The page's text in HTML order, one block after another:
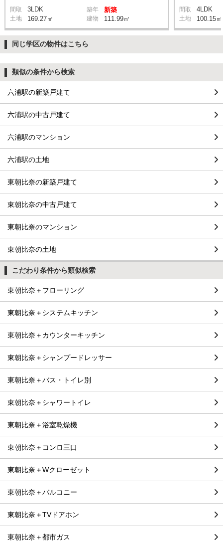
間取 3LDK 築年 新築
土地 169.27㎡ 建物 111.99㎡
間取 4LDK
土地 100.15㎡
同じ学区の物件はこちら
類似の条件から検索
六浦駅の新築戸建て
六浦駅の中古戸建て
六浦駅のマンション
六浦駅の土地
東朝比奈の新築戸建て
東朝比奈の中古戸建て
東朝比奈のマンション
東朝比奈の土地
こだわり条件から類似検索
東朝比奈＋フローリング
東朝比奈＋システムキッチン
東朝比奈＋カウンターキッチン
東朝比奈＋シャンプードレッサー
東朝比奈＋バス・トイレ別
東朝比奈＋シャワートイレ
東朝比奈＋浴室乾燥機
東朝比奈＋コンロ三口
東朝比奈＋Wクローゼット
東朝比奈＋バルコニー
東朝比奈＋TVドアホン
東朝比奈＋都市ガス